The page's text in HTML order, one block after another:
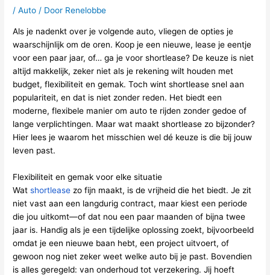
/Auto / Door Renelobbe
Als je nadenkt over je volgende auto, vliegen de opties je
waarschijnlijk om de oren. Koop je een nieuwe, lease je eentje
voor een paar jaar, of… ga je voor shortlease? De keuze is niet
altijd makkelijk, zeker niet als je rekening wilt houden met
budget, flexibiliteit en gemak. Toch wint shortlease snel aan
populariteit, en dat is niet zonder reden. Het biedt een
moderne, flexibele manier om auto te rijden zonder gedoe of
lange verplichtingen. Maar wat maakt shortlease zo bijzonder?
Hier lees je waarom het misschien wel dé keuze is die bij jouw
leven past.
Flexibiliteit en gemak voor elke situatie
Watshortlease zo fijn maakt, is de vrijheid die het biedt. Je zit
niet vast aan een langdurig contract, maar kiest een periode
die jou uitkomt—of dat nou een paar maanden of bijna twee
jaar is. Handig als je een tijdelijke oplossing zoekt, bijvoorbeeld
omdat je een nieuwe baan hebt, een project uitvoert, of
gewoon nog niet zeker weet welke auto bij je past. Bovendien
is alles geregeld: van onderhoud tot verzekering. Jij hoeft